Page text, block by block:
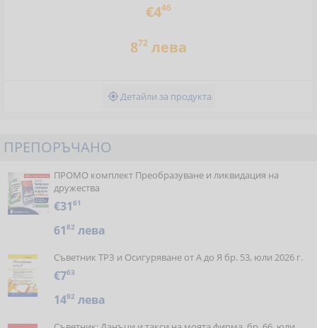
€446
872 лева
Детайли за продукта
ПРЕПОРЪЧАНО
ПРОМО комплект Преобразуване и ликвидация на
дружества
€3161
6182 лева
Съветник ТРЗ и Осигуряване от А до Я бр. 53, юли 2026 г.
€763
1492 лева